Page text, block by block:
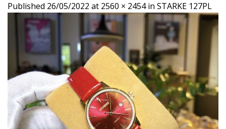
Published 26/05/2022 at 2560 × 2454in STARKE 127PL